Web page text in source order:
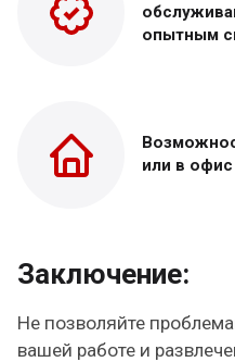
опытным
или в офис
Заключение:
Не позволяйте
вашей работе и